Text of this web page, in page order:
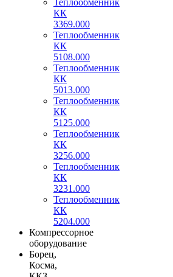
Теплообменник
КК
3369.000
Теплообменник
КК
5108.000
Теплообменник
КК
5013.000
Теплообменник
КК
5125.000
Теплообменник
КК
3256.000
Теплообменник
КК
3231.000
Теплообменник
КК
5204.000
Компрессорное
оборудование
Борец,
Косма,